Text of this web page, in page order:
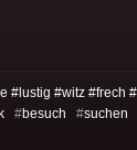
#lustig #witz #frech
#besuch #suchen